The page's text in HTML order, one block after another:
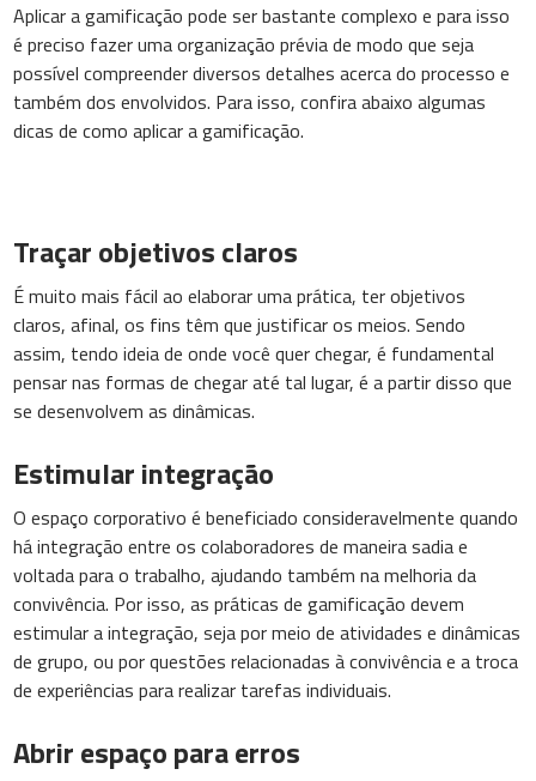
Aplicar a gamificação pode ser bastante complexo e para isso
é preciso fazer uma organização prévia de modo que seja
possível compreender diversos detalhes acerca do processo e
também dos envolvidos. Para isso, confira abaixo algumas
dicas de como aplicar a gamificação.
Traçar objetivos claros
É muito mais fácil ao elaborar uma prática, ter objetivos
claros, afinal, os fins têm que justificar os meios. Sendo
assim, tendo ideia de onde você quer chegar, é fundamental
pensar nas formas de chegar até tal lugar, é a partir disso que
se desenvolvem as dinâmicas.
Estimular integração
O espaço corporativo é beneficiado consideravelmente quando
há integração entre os colaboradores de maneira sadia e
voltada para o trabalho, ajudando também na melhoria da
convivência. Por isso, as práticas de gamificação devem
estimular a integração, seja por meio de atividades e dinâmicas
de grupo, ou por questões relacionadas à convivência e a troca
de experiências para realizar tarefas individuais.
Abrir espaço para erros